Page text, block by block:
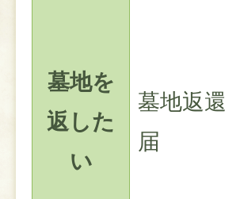
墓地を
返した
い
墓地返還
届